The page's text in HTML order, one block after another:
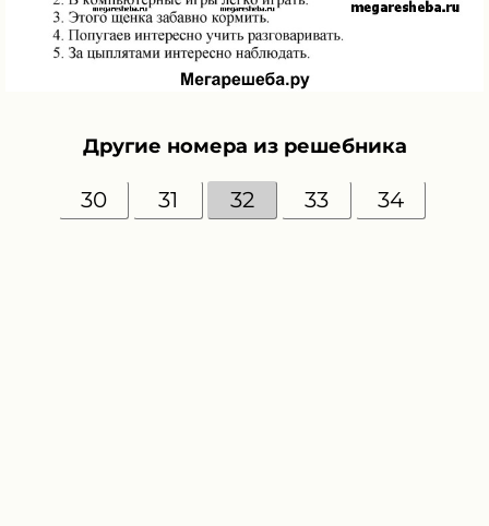
Другие номера из решебника
30 31 32 33 34